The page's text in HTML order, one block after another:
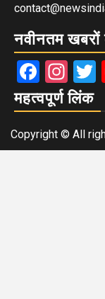
नवीनतम
महत्वपूर्ण लिंक
Copyright © All